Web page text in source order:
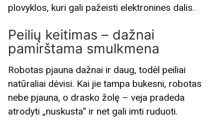
plovyklos, kuri gali pažeisti elektronines dalis.
Peilių keitimas – dažnai
pamirštama smulkmena
Robotas pjauna dažnai ir daug, todėl peiliai
natūraliai dėvisi. Kai jie tampa bukesni, robotas
nebe pjauna, o drasko žolę – veja pradeda
atrodyti „nuskusta“ ir net gali imti ruduoti.